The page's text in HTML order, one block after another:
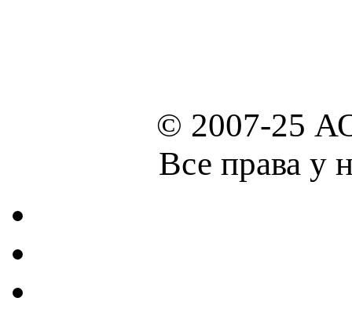
© 2007-25
Все права у